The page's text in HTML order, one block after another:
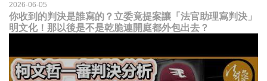
2026-06-05
你收到的判決是誰寫的？立委竟提案讓「法官助理寫判決」
明文化！那以後是不是乾脆連開庭都外包出去？